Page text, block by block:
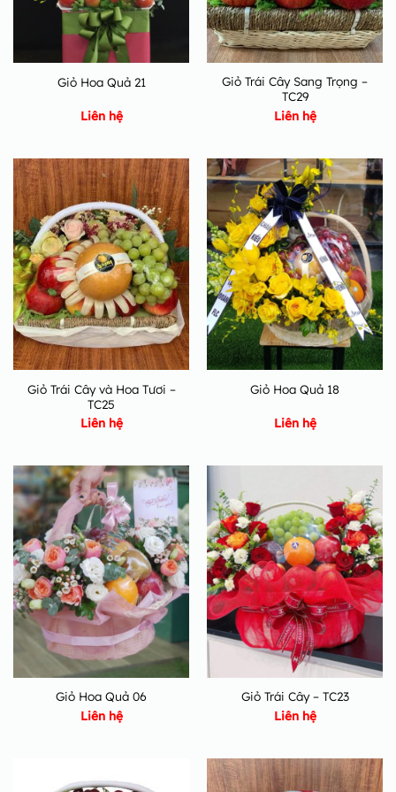
Giỏ Hoa Quả 21
Liên hệ
Giỏ Trái Cây Sang Trọng –
TC29
Liên hệ
Giỏ Trái Cây và Hoa Tươi –
TC25
Liên hệ
Giỏ Hoa Quả 18
Liên hệ
Giỏ Hoa Quả 06
Liên hệ
Giỏ Trái Cây – TC23
Liên hệ